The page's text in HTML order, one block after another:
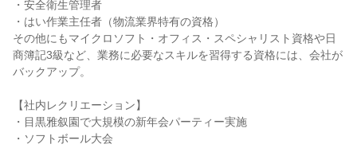
・安全衛生管理者
・はい作業主任者（物流業界特有の資格）
その他にもマイクロソフト・オフィス・スペシャリスト資格や日
商簿記3級など、業務に必要なスキルを習得する資格には、会社が
バックアップ。
【社内レクリエーション】
・目黒雅叙園で大規模の新年会パーティー実施
・ソフトボール大会